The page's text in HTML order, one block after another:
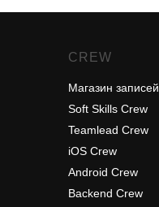
CREW
Магазин записей
Soft Skills Crew
Teamlead Crew
iOS Crew
Android Crew
Backend Crew